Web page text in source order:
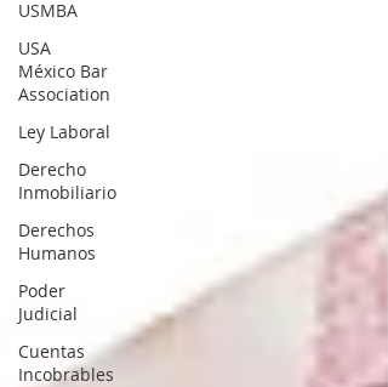
USMBA
USA
México Bar
Association
Ley Laboral
Derecho
Inmobiliario
Derechos
Humanos
Poder
Judicial
Cuentas
Incobrables